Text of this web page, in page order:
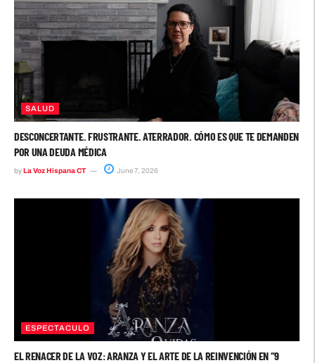
SALUD
DESCONCERTANTE. FRUSTRANTE. ATERRADOR. CÓMO ES QUE TE DEMANDEN
POR UNA DEUDA MÉDICA
byLa Voz Hispana CT June 7, 2026
ESPECTACULO
EL RENACER DE LA VOZ: ARANZA Y EL ARTE DE LA REINVENCIÓN EN “9